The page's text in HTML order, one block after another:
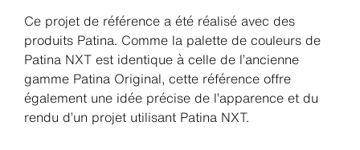
Ce projet de référence a été réalisé avec des
produits Patina. Comme la palette de couleurs de
Patina NXT est identique à celle de l’ancienne
gamme Patina Original, cette référence offre
également une idée précise de l’apparence et du
rendu d’un projet utilisant Patina NXT.